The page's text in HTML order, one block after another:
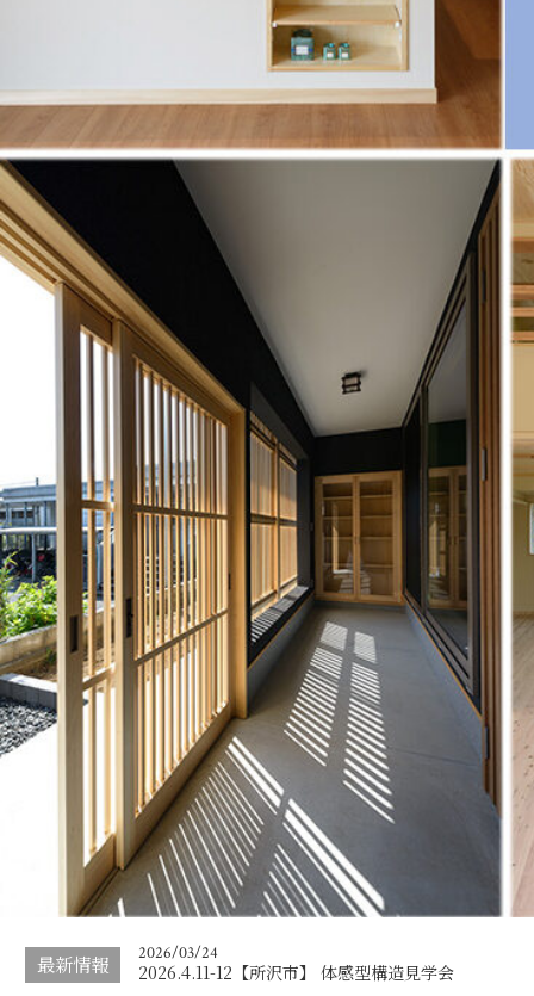
最新情報
2026/03/19
2026.3.28-29【川越市 本好きのための空中図書
館】完成見学会の…
2026/08/07
2026.8.22-23【所沢・小径の奥の静邸】 体感型
完成見学会
2026/03/24
2026.4.11-12【所沢市】 体感型構造見学会